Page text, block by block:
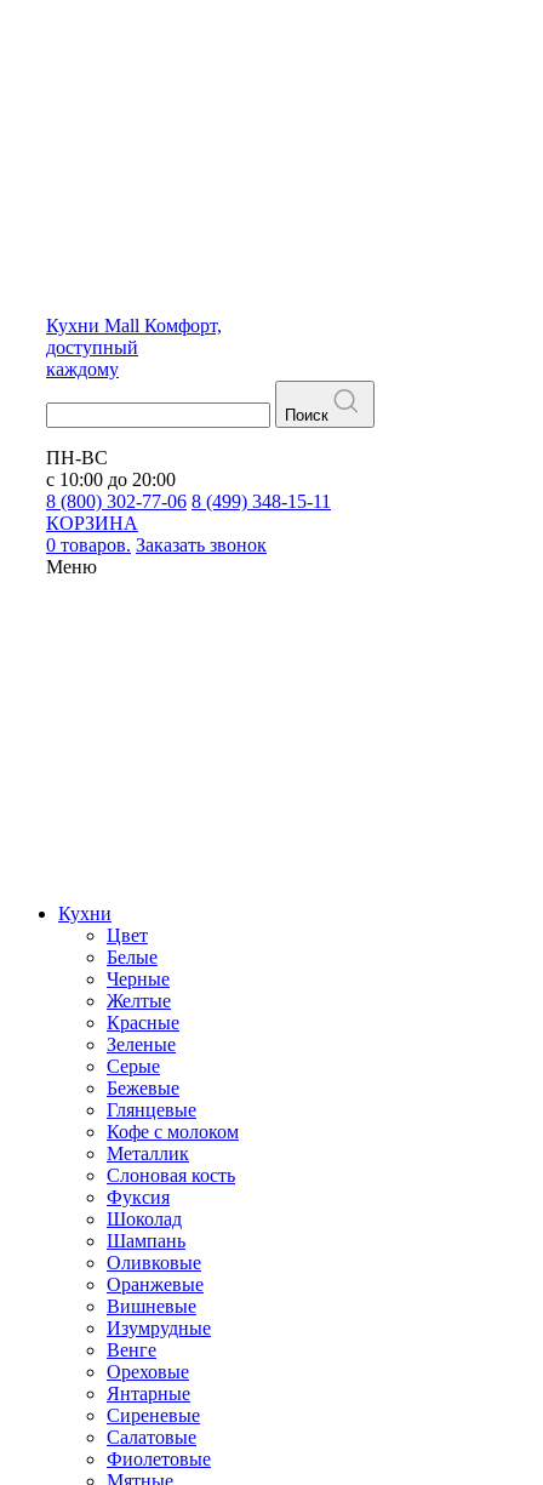
Кухни Mall Комфорт,
доступный
каждому
Поиск
ПН-ВС
с 10:00 до 20:00
8 (800) 302-77-06 8 (499) 348-15-11
КОРЗИНА
0 товаров. Заказать звонок
Меню
Кухни
Цвет
Белые
Черные
Желтые
Красные
Зеленые
Серые
Бежевые
Глянцевые
Кофе с молоком
Металлик
Слоновая кость
Фуксия
Шоколад
Шампань
Оливковые
Оранжевые
Вишневые
Изумрудные
Венге
Ореховые
Янтарные
Сиреневые
Салатовые
Фиолетовые
Мятные